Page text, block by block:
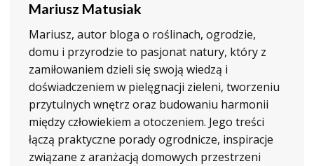
Mariusz Matusiak
Mariusz, autor bloga o roślinach, ogrodzie,
domu i przyrodzie to pasjonat natury, który z
zamiłowaniem dzieli się swoją wiedzą i
doświadczeniem w pielęgnacji zieleni, tworzeniu
przytulnych wnętrz oraz budowaniu harmonii
między człowiekiem a otoczeniem. Jego treści
łączą praktyczne porady ogrodnicze, inspiracje
związane z aranżacją domowych przestrzeni